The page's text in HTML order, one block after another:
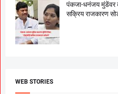
पंकजा-धनंजय मुंडेंवर
सक्रिय राजकारण
WEB STORIES